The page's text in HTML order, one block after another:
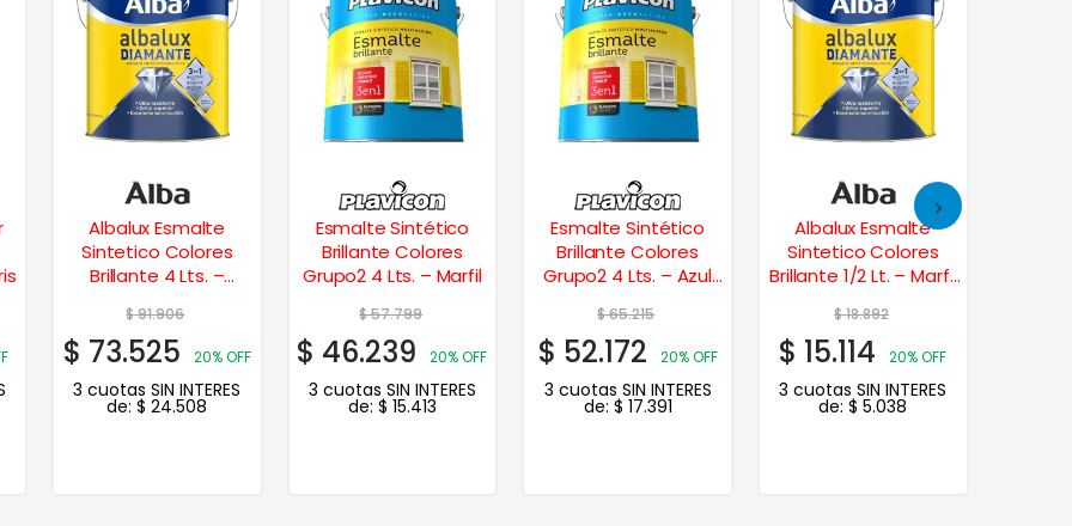
Albalux Esmalte
Sintetico Colores
Brillante 4 Lts. –
$91.906
$ 73.525 20% OFF
3 cuotas SIN INTERES
de:$ 24.508
Esmalte Sintético
Brillante Colores
Grupo2 4 Lts. – Marfil
$57.799
$ 46.239 20% OFF
3 cuotas SIN INTERES
de: $ 15.413
Esmalte Sintético
Brillante Colores
Grupo2 4 Lts. – Azul
$65.215
$ 52.172 20% OFF
3 cuotas SIN INTERES
de: $ 17.391
Albalux Esmalte
Sintetico Colores
Brillante 1/2 Lt. – Marfil
$18.892
$ 15.114 20% OFF
3 cuotas SIN INTERES
de:$ 5.038